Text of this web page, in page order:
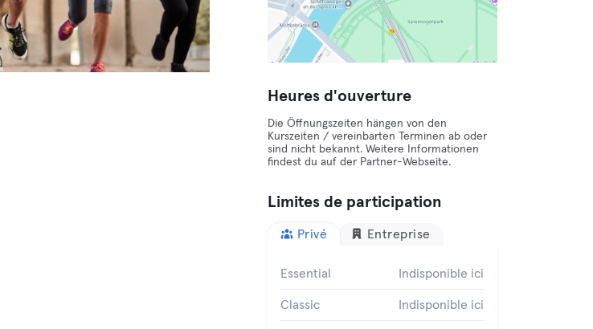
Heures d'ouverture
Die Öffnungszeiten hängen von den
Kurszeiten / vereinbarten Terminen ab oder
sind nicht bekannt. Weitere Informationen
findest du auf der Partner-Webseite.
Limites de participation
Privé Entreprise
Essential Indisponible ici
Classic Indisponible ici